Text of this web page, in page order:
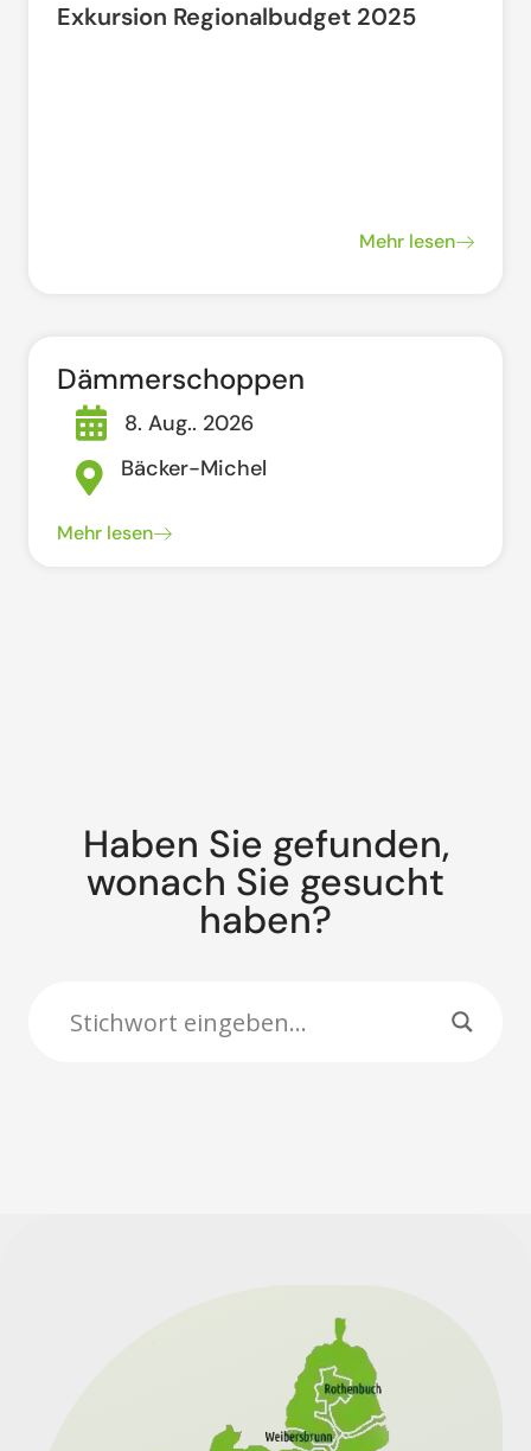
Exkursion Regionalbudget 2025
Mehr lesen
Dämmerschoppen
8. Aug.. 2026
Bäcker-Michel
Mehr lesen
Haben Sie gefunden,
wonach Sie gesucht
haben?